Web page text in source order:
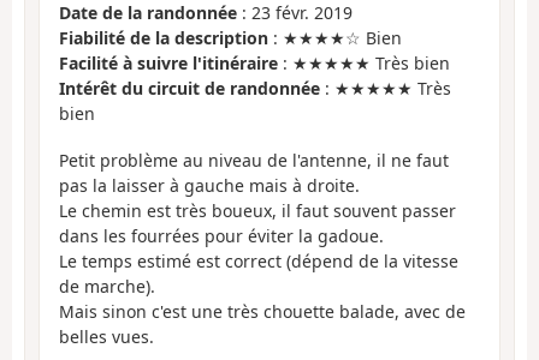
Date de la randonnée : 23 févr. 2019
Fiabilité de la description : ★★★★☆ Bien
Facilité à suivre l'itinéraire : ★★★★★ Très bien
Intérêt du circuit de randonnée : ★★★★★ Très
bien
Petit problème au niveau de l'antenne, il ne faut
pas la laisser à gauche mais à droite.
Le chemin est très boueux, il faut souvent passer
dans les fourrées pour éviter la gadoue.
Le temps estimé est correct (dépend de la vitesse
de marche).
Mais sinon c'est une très chouette balade, avec de
belles vues.